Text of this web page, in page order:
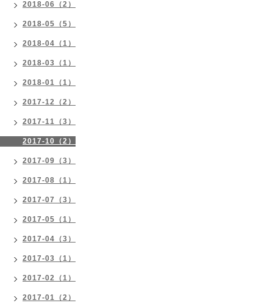
2018-06（2）
2018-05（5）
2018-04（1）
2018-03（1）
2018-01（1）
2017-12（2）
2017-11（3）
2017-10（2）
2017-09（3）
2017-08（1）
2017-07（3）
2017-05（1）
2017-04（3）
2017-03（1）
2017-02（1）
2017-01（2）